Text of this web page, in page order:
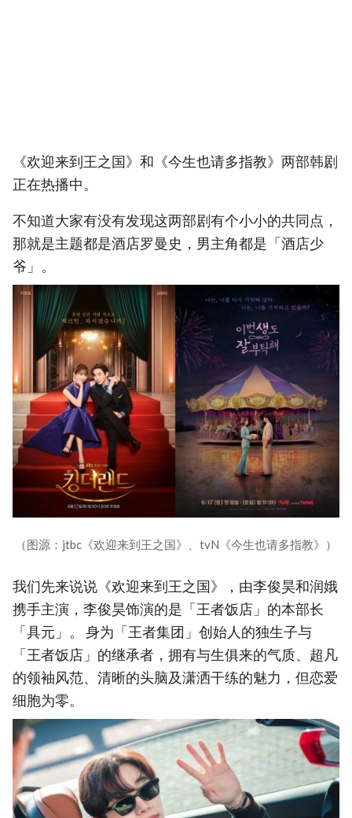
《欢迎来到王之国》和《今生也请多指教》两部韩剧
正在热播中。
不知道大家有没有发现这两部剧有个小小的共同点，
那就是主题都是酒店罗曼史，男主角都是「酒店少
爷」。
（图源：jtbc《欢迎来到王之国》、tvN《今生也请多指教》）
我们先来说说《欢迎来到王之国》，由李俊昊和润娥
携手主演，李俊昊饰演的是「王者饭店」的本部长
「具元」。 身为「王者集团」创始人的独生子与
「王者饭店」的继承者，拥有与生俱来的气质、超凡
的领袖风范、清晰的头脑及潇洒干练的魅力，但恋爱
细胞为零。